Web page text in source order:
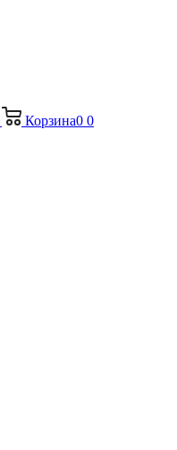
Корзина0 0